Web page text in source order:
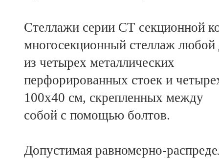
Стеллажи серии СТ секционной
многосекционный стеллаж
из четырех металлических
перфорированных стоек и
100х40 см, скрепленных между
собой с помощью болтов.
Допустимая равномерно-